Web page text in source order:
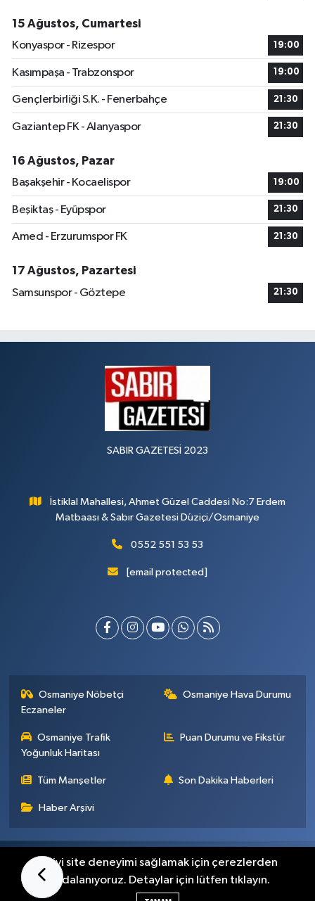
15 Ağustos, Cumartesi
Konyaspor - Rizespor
19:00
Kasımpaşa - Trabzonspor 19:00
Gençlerbirliği S.K. - Fenerbahçe 21:30
Gaziantep FK - Alanyaspor 21:30
16 Ağustos, Pazar
Başakşehir - Kocaelispor
19:00
Beşiktaş - Eyüpspor 21:30
Amed - Erzurumspor FK 21:30
17 Ağustos, Pazartesi
Samsunspor - Göztepe
21:30
SABIR GAZETESİ 2023
İstiklal Mahallesi, Ahmet Güzel Caddesi No:7 Erdem
Matbaası & Sabır Gazetesi Düziçi/Osmaniye
0552 551 53 53
[email protected]
Osmaniye Nöbetçi
Eczaneler
Osmaniye Hava Durumu
Osmaniye Trafik
Yoğunluk Haritası
Puan Durumu ve Fikstür
Tüm Manşetler Son Dakika Haberleri
Haber Arşivi
Künye İletişim Gizlilik Sözleşmesi
En iyi site deneyimi sağlamak için çerezlerden
faydalanıyoruz. Detaylar için lütfen tıklayın.